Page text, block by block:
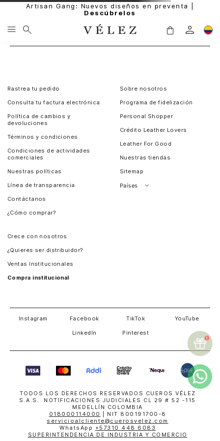
Artisan Gang: Nuevos diseños en preventa |
Descúbrelos
Rastrea tu pedido
Consulta tu factura electrónica
Política de cambios y
devoluciones
Términos y condiciones
Condiciones de actividades
comerciales
Nuestras políticas
Línea de transparencia
Contáctanos
¿Cómo comprar?
Sobre nosotros
Programa de fidelización
Personal Shopper
Crédito Leather Lovers
Leather For Good
Nuestras tiendas
Sitemap
Países
Crece con nosotros
¿Quieres ser distribuidor?
Ventas Institucionales
Compra institucional
Instagram Facebook TikTok YouTube
LinkedIn Pinterest
TODOS LOS DERECHOS RESERVADOS CUEROS VÉLEZ
S.A.S. NOTIFICACIONES JUDICIALES CL 29 # 52 -115
MEDELLÍN COLOMBIA
018000114000
| NIT 800191700-8
servicioalcliente@cuerosvelez.com
WhatsApp +57310 448 6083
SUPERINTENDENCIA DE INDUSTRIA Y COMERCIO